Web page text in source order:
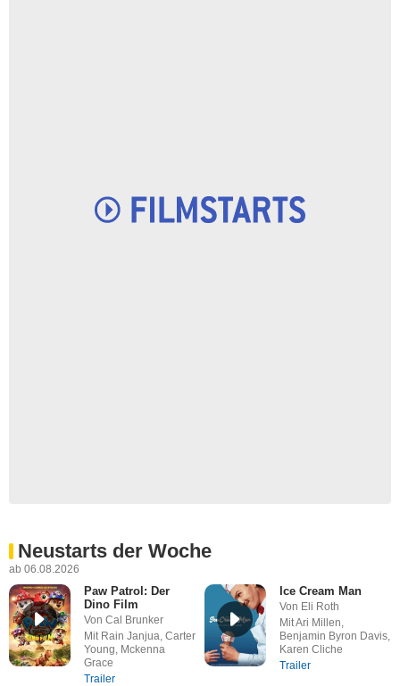
Neustarts der Woche
ab 06.08.2026
Paw Patrol: Der
Dino Film
Von Cal Brunker
Mit Rain Janjua, Carter
Young, Mckenna
Grace
Trailer
Ice Cream Man
Von Eli Roth
Mit Ari Millen,
Benjamin Byron Davis,
Karen Cliche
Trailer